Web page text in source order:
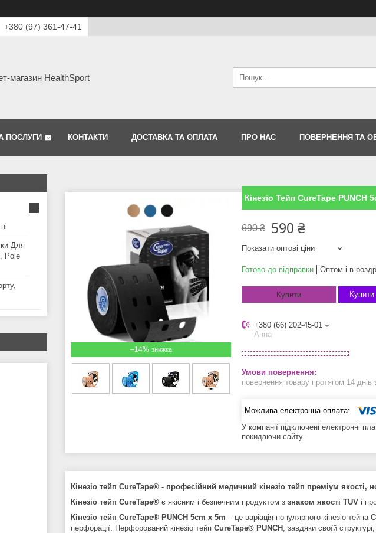
+380 (97) 361-47-41
магазин HealthSport
ПОСЛУГИ КОНТАКТИ ДОСТАВКА ТА ОПЛАТА ПРО НАС ПОВЕРНЕННЯ ТА
–14%
Кінезіо Тейп CureTape PUNCH
690 ₴ 590 ₴
Показати оптові ціни
Готово до відправки Оптом і в
Купити Купити
+380 (66) 202-45-01
Анна
повернення товару протягом 14 днів
У компанії підключені електронні
покидаючи сайту.
Кінезіо тейп CureTape® - професійний медичний кінезіо тейп преміум якості,
Кінезіо тейп CureTape® є якісним і безпечним продуктом з знаком якості TUV і
Кінезіо тейп CureTape® PUNCH 5cm x 5m – це варіація популярного кінезіо тейпа
перфорації. Перфорований кінезіо тейп CureTape® PUNCH
, завдяки своїй
Для
Pole